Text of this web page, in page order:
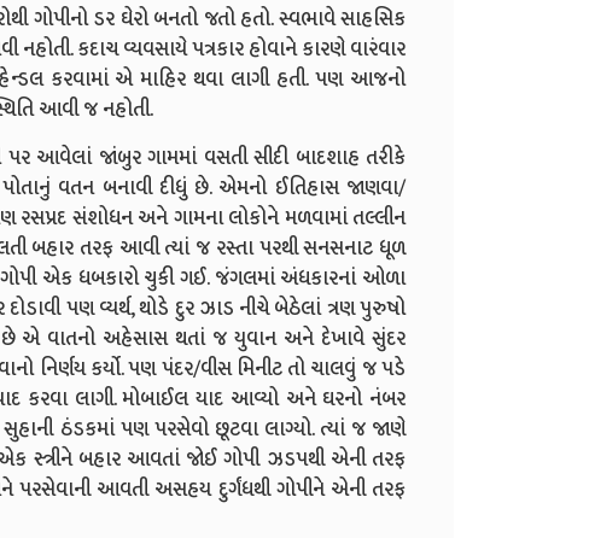
ગોપીનો ડર ઘેરો બનતો જતો હતો. સ્વભાવે સાહસિક
કદાચ વ્યવસાયે પત્રકાર હોવાને કારણે વારંવાર
કરવામાં એ માહિર થવા લાગી હતી. પણ આજનો
આવી જ નહોતી.
પર આવેલાં જાંબુર ગામમાં વસતી સીદી બાદશાહ તરીકે
વતન બનાવી દીધું છે. એમનો ઈતિહાસ જાણવા/
સંશોધન અને ગામના લોકોને મળવામાં તલ્લીન
બહાર તરફ આવી ત્યાં જ રસ્તા પરથી સનસનાટ ધૂળ
એક ધબકારો ચુકી ગઈ. જંગલમાં અંધકારનાં ઓળા
પણ વ્યર્થ, થોડે દુર ઝાડ નીચે બેઠેલાં ત્રણ પુરુષો
છે એ વાતનો અહેસાસ થતાં જ યુવાન અને દેખાવે સુંદર
નિર્ણય કર્યો. પણ પંદર/વીસ મિનીટ તો ચાલવું જ પડે
કરવા લાગી. મોબાઈલ યાદ આવ્યો અને ઘરનો નંબર
ઠંડકમાં પણ પરસેવો છૂટવા લાગ્યો. ત્યાં જ જાણે
સ્ત્રીને બહાર આવતાં જોઈ ગોપી ઝડપથી એની તરફ
પરસેવાની આવતી અસહય દુર્ગંધથી ગોપીને એની તરફ